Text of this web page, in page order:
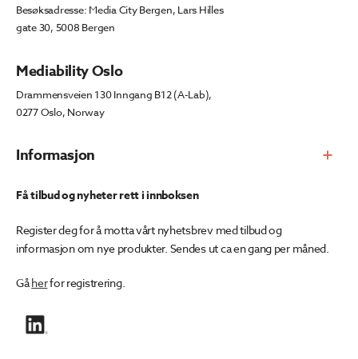
Informasjon
Besøksadresse: Media City Bergen, Lars Hilles
gate 30, 5008 Bergen
Mediability Oslo
Drammensveien 130 Inngang B12 (A-Lab),
0277 Oslo, Norway
Få tilbud og nyheter rett i innboksen
Register deg for å motta vårt nyhetsbrev med tilbud og
informasjon om nye produkter. Sendes ut ca en gang per måned.
Gåherfor registrering.